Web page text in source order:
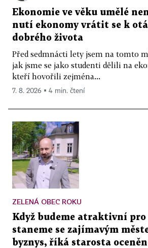
Ekonomie ve věku umělé
nutí ekonomy vrátit se k
dobrého života
Před sedmnácti lety jsem na tomto
jak jsme se jako studenti dělili na
kteří hovořili zejména...
7. 8. 2026 ▪ 4 min. čtení
ZELENÁ OBEC ROKU
Když budeme atraktivní pro
staneme se zajímavým
byznys, říká starosta